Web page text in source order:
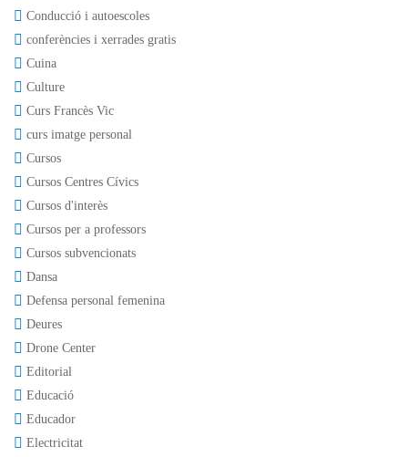
Conducció i autoescoles
conferències i xerrades gratis
Cuina
Culture
Curs Francès Vic
curs imatge personal
Cursos
Cursos Centres Cívics
Cursos d'interès
Cursos per a professors
Cursos subvencionats
Dansa
Defensa personal femenina
Deures
Drone Center
Editorial
Educació
Educador
Electricitat